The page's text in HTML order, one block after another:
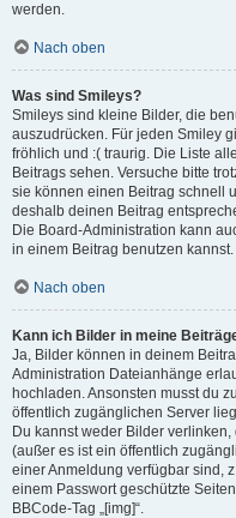
werden.
Nach oben
Was sind Smileys?
Smileys sind kleine Bilder, die
auszudrücken. Für jeden Smiley
fröhlich und :( traurig. Die Liste
Beitrags sehen. Versuche bitte
sie können einen Beitrag schnell
deshalb deinen Beitrag
Die Board-Administration kann
in einem Beitrag benutzen kannst.
Nach oben
Kann ich Bilder in meine
Ja, Bilder können in deinem
Administration Dateianhänge
hochladen. Ansonsten musst du
öffentlich zugänglichen Server
Du kannst weder Bilder
(außer es ist ein öffentlich
einer Anmeldung verfügbar sind,
einem Passwort geschützte
BBCode-Tag „[img]“.